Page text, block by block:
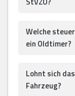
Welche
ein Oldtimer?
Lohnt sich
Fahrzeug?